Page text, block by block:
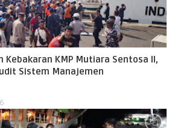
Kebakaran KMP Mutiara Sentosa II,
Sistem Manajemen